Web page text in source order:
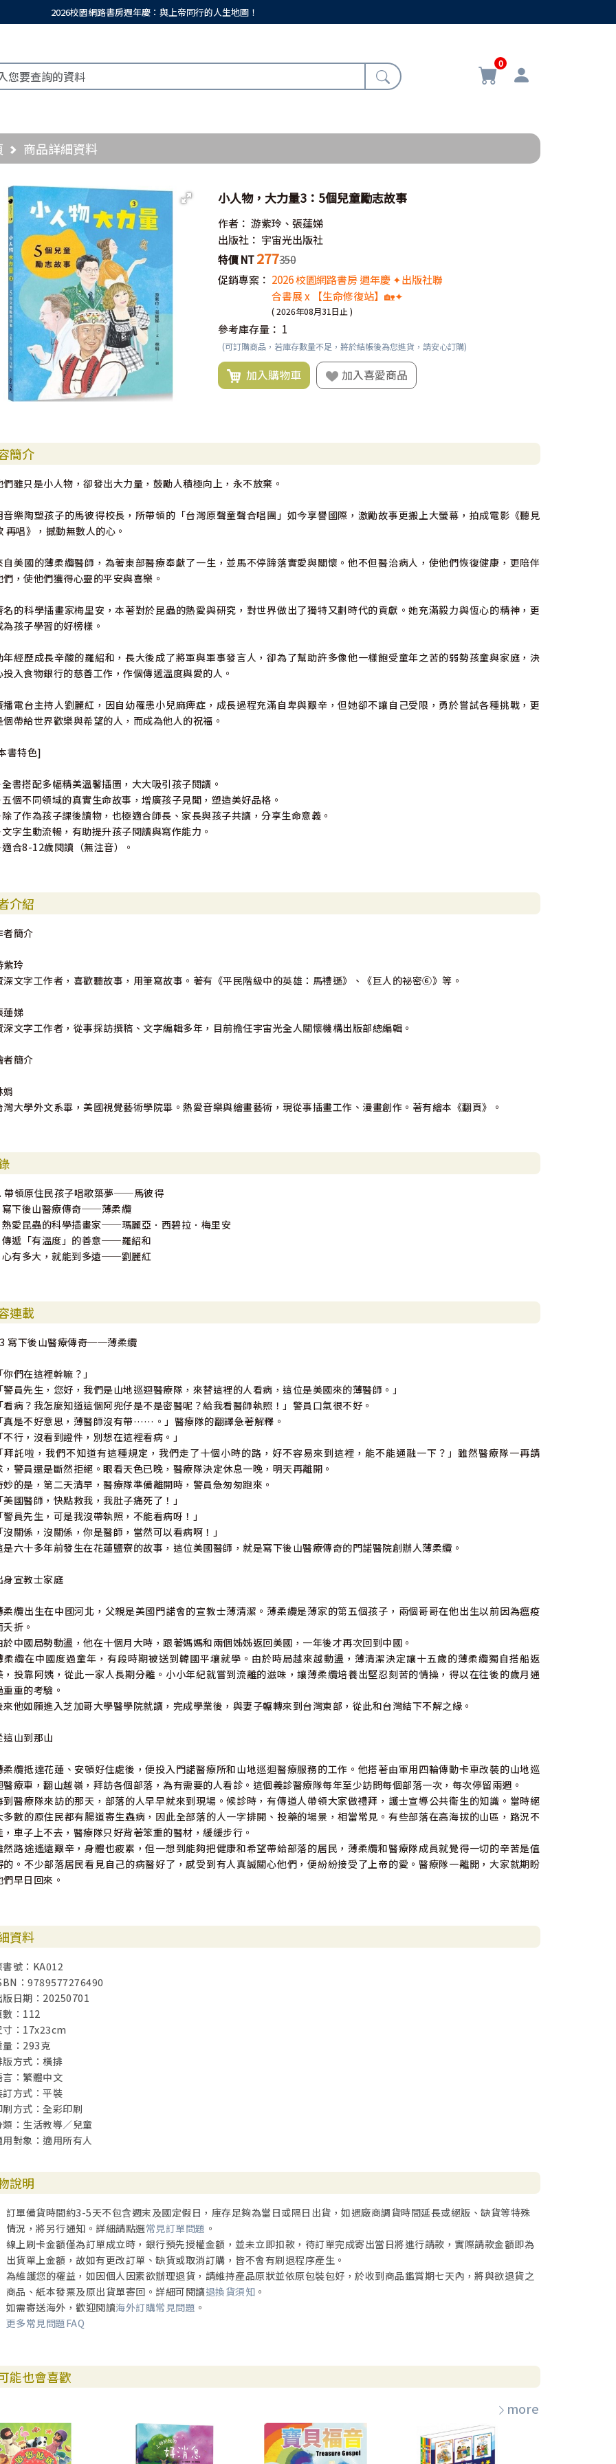
2026校園網路書房週年慶：與上帝同行的人生地圖！
0
商品詳細資料
小人物，大力量3：5個兒童勵志故事
作者： 游紫玲、張蓮娣
出版社： 宇宙光出版社
特價 NT277350
促銷專案： 2026 校園網路書房 週年慶 ✦出版社聯
合書展 x 【生命修復站】🏡✦
( 2026年08月31日止 )
參考庫存量： 1
(可訂購商品，若庫存數量不足，將於結帳後為您進貨，請安心訂購)
加入購物車 加入喜愛商品
簡介
們雖只是小人物，卻發出大力量，鼓勵人積極向上，永不放棄。
音樂陶塑孩子的馬彼得校長，所帶領的「台灣原聲童聲合唱團」如今享譽國際，激勵故事更搬上大螢幕，拍成電影《聽見
再唱》，撼動無數人的心。
自美國的薄柔纜醫師，為著東部醫療奉獻了一生，並馬不停蹄落實愛與關懷。他不但醫治病人，使他們恢復健康，更陪伴
們，使他們獲得心靈的平安與喜樂。
名的科學插畫家梅里安，本著對於昆蟲的熱愛與研究，對世界做出了獨特又劃時代的貢獻。她充滿毅力與恆心的精神，更
為孩子學習的好榜樣。
年經歷成長辛酸的羅紹和，長大後成了將軍與軍事發言人，卻為了幫助許多像他一樣飽受童年之苦的弱勢孩童與家庭，決
投入食物銀行的慈善工作，作個傳遞溫度與愛的人。
播電台主持人劉麗紅，因自幼罹患小兒麻痺症，成長過程充滿自卑與艱辛，但她卻不讓自己受限，勇於嘗試各種挑戰，更
個帶給世界歡樂與希望的人，而成為他人的祝福。
書特色]
書搭配多幅精美溫馨插圖，大大吸引孩子閱讀。
個不同領域的真實生命故事，增廣孩子見聞，塑造美好品格。
了作為孩子課後讀物，也極適合師長、家長與孩子共讀，分享生命意義。
字生動流暢，有助提升孩子閱讀與寫作能力。
合8-12歲閱讀（無注音）。
介紹
者簡介
紫玲
深文字工作者，喜歡聽故事，用筆寫故事。著有《平民階級中的英雄：馬禮遜》、《巨人的祕密⑥》等。
蓮娣
深文字工作者，從事採訪撰稿、文字編輯多年，目前擔任宇宙光全人關懷機構出版部總編輯。
者簡介
娟
灣大學外文系畢，美國視覺藝術學院畢。熱愛音樂與繪畫藝術，現從事插畫工作、漫畫創作。著有繪本《翻頁》。
帶領原住民孩子唱歌築夢──馬彼得
寫下後山醫療傳奇──薄柔纜
愛昆蟲的科學插畫家──瑪麗亞．西碧拉．梅里安
傳遞「有溫度」的善意──羅紹和
心有多大，就能到多遠──劉麗紅
連載
寫下後山醫療傳奇──薄柔纜
你們在這裡幹嘛？」
警員先生，您好，我們是山地巡迴醫療隊，來替這裡的人看病，這位是美國來的薄醫師。」
看病？我怎麼知道這個阿兜仔是不是密醫呢？給我看醫師執照！」警員口氣很不好。
真是不好意思，薄醫師沒有帶……。」醫療隊的翻譯急著解釋。
不行，沒看到證件，別想在這裡看病。」
拜託啦，我們不知道有這種規定，我們走了十個小時的路，好不容易來到這裡，能不能通融一下？」雖然醫療隊一再請
，警員還是斷然拒絕。眼看天色已晚，醫療隊決定休息一晚，明天再離開。
妙的是，第二天清早，醫療隊準備離開時，警員急匆匆跑來。
美國醫師，快點救我，我肚子痛死了！」
警員先生，可是我沒帶執照，不能看病呀！」
沒關係，沒關係，你是醫師，當然可以看病啊！」
是六十多年前發生在花蓮鹽寮的故事，這位美國醫師，就是寫下後山醫療傳奇的門諾醫院創辦人薄柔纜。
身宣教士家庭
柔纜出生在中國河北，父親是美國門諾會的宣教士薄清潔。薄柔纜是薄家的第五個孩子，兩個哥哥在他出生以前因為瘟疫
夭折。
於中國局勢動盪，他在十個月大時，跟著媽媽和兩個姊姊返回美國，一年後才再次回到中國。
柔纜在中國度過童年，有段時期被送到韓國平壤就學。由於時局越來越動盪，薄清潔決定讓十五歲的薄柔纜獨自搭船返
，投靠阿姨，從此一家人長期分離。小小年紀就嘗到流離的滋味，讓薄柔纜培養出堅忍刻苦的情操，得以在往後的歲月通
重重的考驗。
來他如願進入芝加哥大學醫學院就讀，完成學業後，與妻子輾轉來到台灣東部，從此和台灣結下不解之緣。
這山到那山
柔纜抵達花蓮、安頓好住處後，便投入門諾醫療所和山地巡迴醫療服務的工作。他搭著由軍用四輪傳動卡車改裝的山地巡
醫療車，翻山越嶺，拜訪各個部落，為有需要的人看診。這個義診醫療隊每年至少訪問每個部落一次，每次停留兩週。
到醫療隊來訪的那天，部落的人早早就來到現場。候診時，有傳道人帶領大家做禮拜，護士宣導公共衛生的知識。當時絕
多數的原住民都有腸道寄生蟲病，因此全部落的人一字排開、投藥的場景，相當常見。有些部落在高海拔的山區，路況不
，車子上不去，醫療隊只好背著笨重的醫材，緩緩步行。
然路途遙遠艱辛，身體也疲累，但一想到能夠把健康和希望帶給部落的居民，薄柔纜和醫療隊成員就覺得一切的辛苦是值
的。不少部落居民看見自己的病醫好了，感受到有人真誠關心他們，便紛紛接受了上帝的愛。醫療隊一離開，大家就期盼
們早日回來。
資料
書號：KA012
：9789577276490
版日期：20250701
數：112
寸：17x23cm
量：293克
版方式：橫排
言：繁體中文
訂方式：平裝
刷方式：全彩印刷
類：生活教導／兒童
用對象：適用所有人
說明
訂單備貨時間約3-5天不包含週末及國定假日，庫存足夠為當日或隔日出貨，如遇廠商調貨時間延長或絕版、缺貨等特殊
情況，將另行通知。詳細請點選常見訂單問題 。
線上刷卡金額僅為訂單成立時，銀行預先授權金額，並未立即扣款，待訂單完成寄出當日將進行請款，實際請款金額即為
出貨單上金額，故如有更改訂單、缺貨或取消訂購，皆不會有刷退程序產生。
為維護您的權益，如因個人因素欲辦理退貨，請維持產品原狀並依原包裝包好，於收到商品鑑賞期七天內，將與欲退貨之
商品、紙本發票及原出貨單寄回。詳細可閱讀退換貨須知 。
如需寄送海外，歡迎閱讀海外訂購常見問題 。
更多常見問題FAQ
能也會喜歡
more